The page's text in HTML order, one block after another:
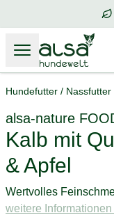
Hundefutter / Nassfutter
alsa-nature
Kalb mit
& Apfel
Wertvolles
weitere Informationen